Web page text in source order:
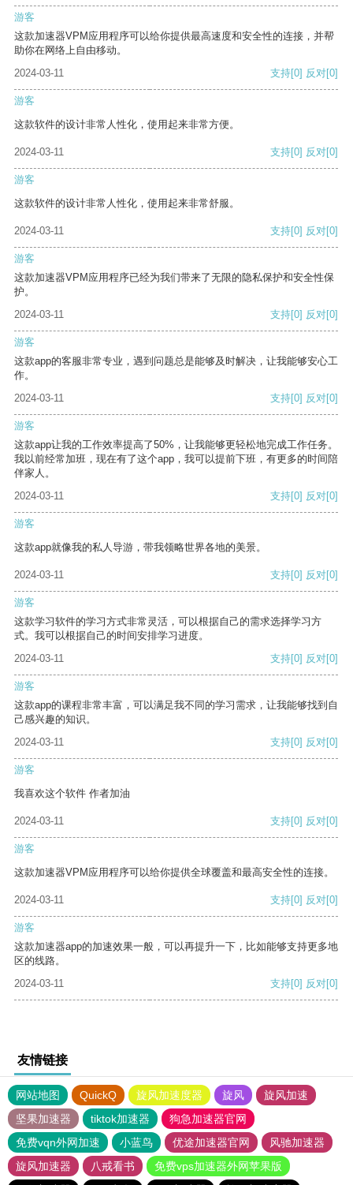
游客
这款加速器VPM应用程序可以给你提供最高速度和安全性的连接，并帮
助你在网络上自由移动。
2024-03-11
支持[0] 反对[0]
游客
这款软件的设计非常人性化，使用起来非常方便。
2024-03-11 支持[0] 反对[0]
游客
这款软件的设计非常人性化，使用起来非常舒服。
2024-03-11 支持[0] 反对[0]
游客
这款加速器VPM应用程序已经为我们带来了无限的隐私保护和安全性保
护。
2024-03-11
支持[0] 反对[0]
游客
这款app的客服非常专业，遇到问题总是能够及时解决，让我能够安心工
作。
2024-03-11
支持[0] 反对[0]
游客
这款app让我的工作效率提高了50%，让我能够更轻松地完成工作任务。
我以前经常加班，现在有了这个app，我可以提前下班，有更多的时间陪
伴家人。
2024-03-11
支持[0] 反对[0]
游客
这款app就像我的私人导游，带我领略世界各地的美景。
2024-03-11 支持[0] 反对[0]
游客
这款学习软件的学习方式非常灵活，可以根据自己的需求选择学习方
式。我可以根据自己的时间安排学习进度。
2024-03-11
支持[0] 反对[0]
游客
这款app的课程非常丰富，可以满足我不同的学习需求，让我能够找到自
己感兴趣的知识。
2024-03-11
支持[0] 反对[0]
游客
我喜欢这个软件 作者加油
2024-03-11 支持[0] 反对[0]
游客
这款加速器VPM应用程序可以给你提供全球覆盖和最高安全性的连接。
2024-03-11 支持[0] 反对[0]
游客
这款加速器app的加速效果一般，可以再提升一下，比如能够支持更多地
区的线路。
2024-03-11
支持[0] 反对[0]
友情链接
网站地图 QuickQ 旋风加速度器 旋风
旋风加速
坚果加速器
tiktok加速器
狗急加速器官网
免费vqn外网加速
小蓝鸟 优途加速器官网
风驰加速器
旋风加速器
八戒看书
免费vps加速器外网苹果版